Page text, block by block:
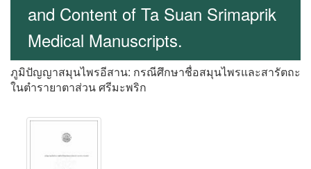
and Content of Ta Suan Srimaprik
Medical Manuscripts.
ภูมิปัญญาสมุนไพรอีสาน: กรณีศึกษาชื่อสมุนไพรและสารัตถะ
ในตำรายาตาส่วน ศรีมะพริก